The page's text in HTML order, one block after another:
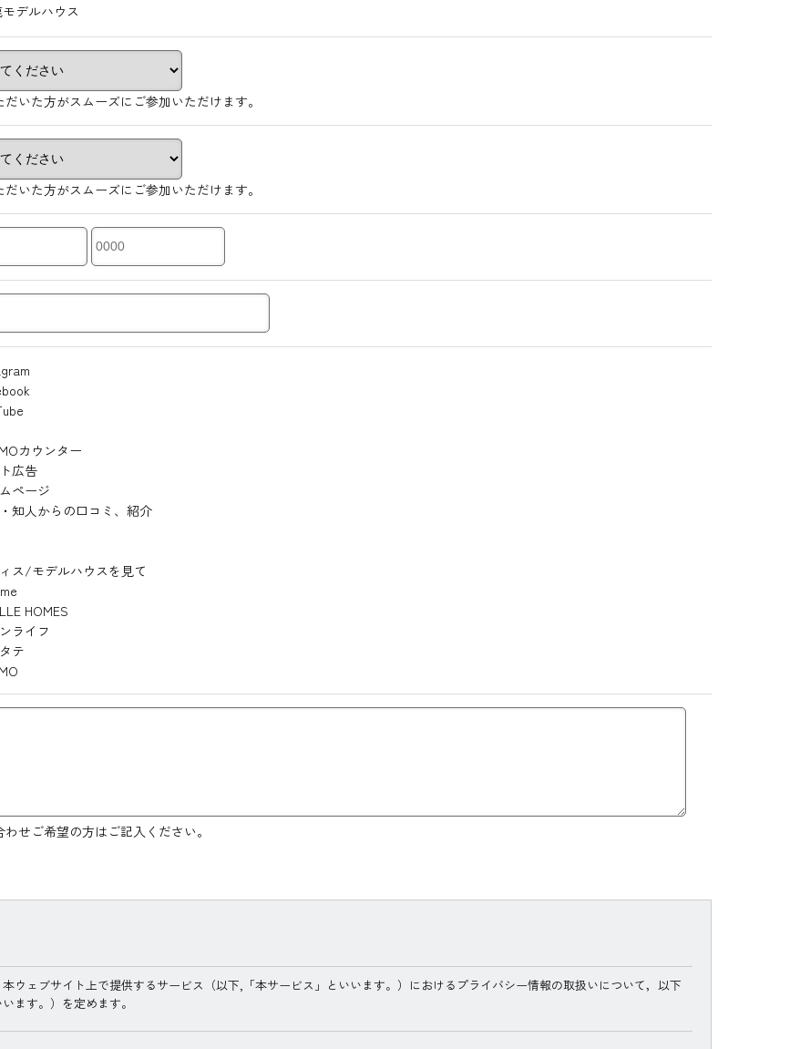
デルハウス
だいた方がスムーズにご参加いただけます。
だいた方がスムーズにご参加いただけます。
カウンター
広告
ページ
知人からの口コミ、紹介
ス/モデルハウスを見て
HOMES
ライフ
テ
わせご希望の方はご記入ください。
ウェブサイト上で提供するサービス（以下,「本サービス」といいます。）におけるプライバシー情報の取扱いについて，以下
ます。）を定めます。